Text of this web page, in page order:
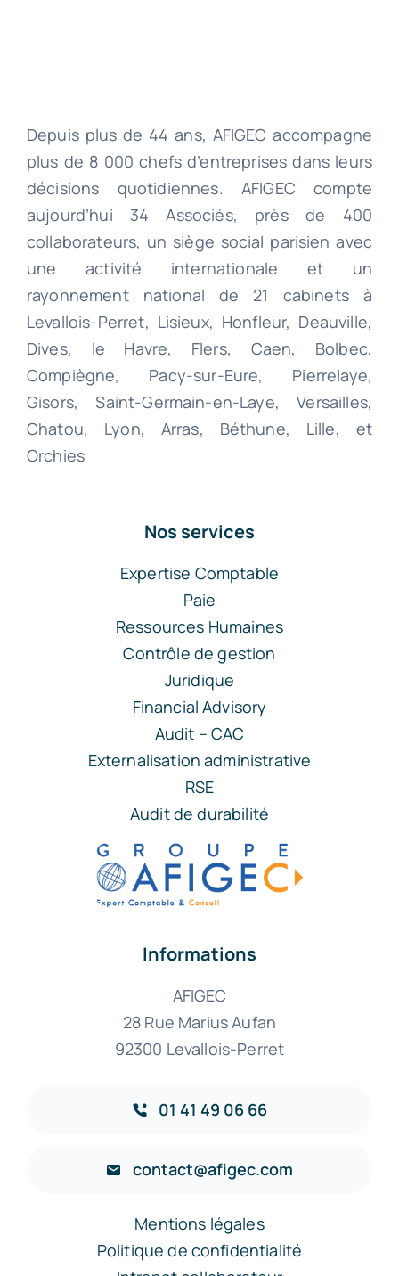
Depuis plus de 44 ans, AFIGEC accompagne
plus de 8 000 chefs d’entreprises dans leurs
décisions quotidiennes. AFIGEC compte
aujourd’hui 34 Associés, près de 400
collaborateurs, un siège social parisien avec
une activité internationale et un
rayonnement national de 21 cabinets à
Levallois-Perret, Lisieux, Honfleur, Deauville,
Dives, le Havre, Flers, Caen, Bolbec,
Compiègne, Pacy-sur-Eure, Pierrelaye,
Gisors, Saint-Germain-en-Laye, Versailles,
Chatou, Lyon, Arras, Béthune, Lille, et
Orchies
Nos services
Expertise Comptable
Paie
Ressources Humaines
Contrôle de gestion
Juridique
Financial Advisory
Audit – CAC
Externalisation administrative
RSE
Audit de durabilité
Informations
AFIGEC
28 Rue Marius Aufan
92300 Levallois-Perret
01 41 49 06 66
contact@afigec.com
Mentions légales
Politique de confidentialité